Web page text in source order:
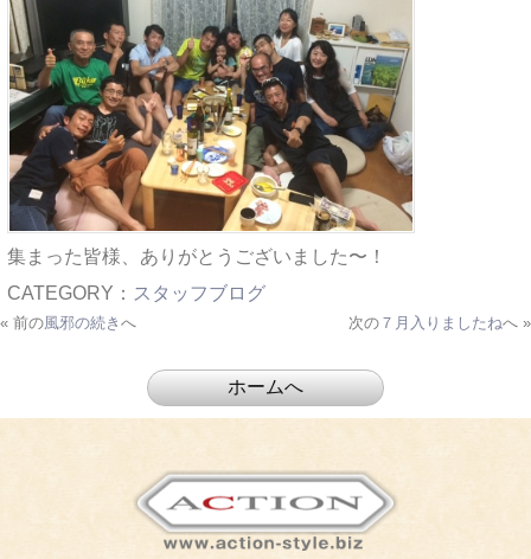
集まった皆様、ありがとうございました〜！
CATEGORY： スタッフブログ
« 前の風邪の続き へ 次の ７月入りましたねへ »